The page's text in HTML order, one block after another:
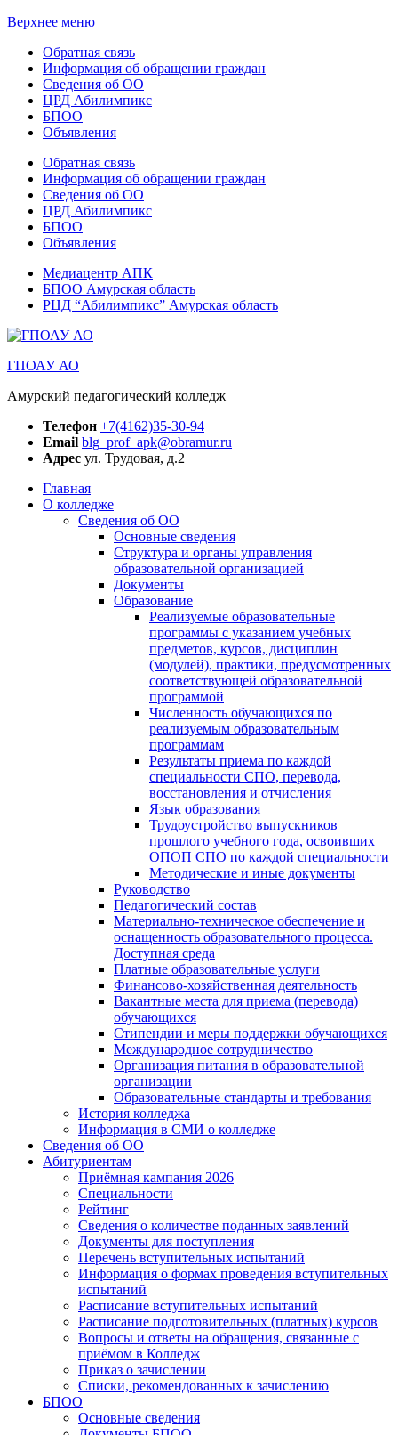
Верхнее меню
Обратная связь
Информация об обращении граждан
Сведения об ОО
ЦРД Абилимпикс
БПОО
Объявления
Обратная связь
Информация об обращении граждан
Сведения об ОО
ЦРД Абилимпикс
БПОО
Объявления
Медиацентр АПК
БПОО Амурская область
РЦД “Абилимпикс” Амурская область
ГПОАУ АО
Амурский педагогический колледж
Телефон +7(4162)35-30-94
Email blg_prof_apk@obramur.ru
Адрес ул. Трудовая, д.2
Главная
О колледже
Сведения об ОО
Основные сведения
Структура и органы управления
образовательной организацией
Документы
Образование
Реализуемые образовательные
программы с указанием учебных
предметов, курсов, дисциплин
(модулей), практики, предусмотренных
соответствующей образовательной
программой
Численность обучающихся по
реализуемым образовательным
программам
Результаты приема по каждой
специальности СПО, перевода,
восстановления и отчисления
Язык образования
Трудоустройство выпускников
прошлого учебного года, освоивших
ОПОП СПО по каждой специальности
Методические и иные документы
Руководство
Педагогический состав
Материально-техническое обеспечение и
оснащенность образовательного процесса.
Доступная среда
Платные образовательные услуги
Финансово-хозяйственная деятельность
Вакантные места для приема (перевода)
обучающихся
Стипендии и меры поддержки обучающихся
Международное сотрудничество
Организация питания в образовательной
организации
Образовательные стандарты и требования
История колледжа
Информация в СМИ о колледже
Сведения об ОО
Абитуриентам
Приёмная кампания 2026
Специальности
Рейтинг
Сведения о количестве поданных заявлений
Документы для поступления
Перечень вступительных испытаний
Информация о формах проведения вступительных
испытаний
Расписание вступительных испытаний
Расписание подготовительных (платных) курсов
Вопросы и ответы на обращения, связанные с
приёмом в Колледж
Приказ о зачислении
Списки, рекомендованных к зачислению
БПОО
Основные сведения